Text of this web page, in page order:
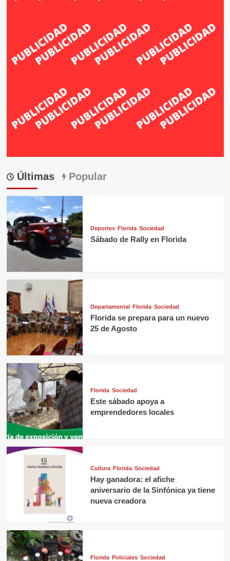
Últimas Popular
Deportes Florida Sociedad
Sábado de Rally en Florida
Departamental Florida Sociedad
Florida se prepara para un nuevo
25 de Agosto
Florida Sociedad
Este sábado apoya a
emprendedores locales
Cultura Florida Sociedad
Hay ganadora: el afiche
aniversario de la Sinfónica ya tiene
nueva creadora
Florida Policiales Sociedad